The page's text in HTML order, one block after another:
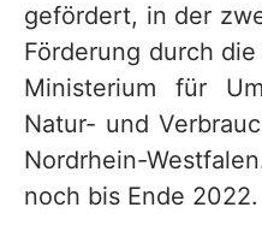
gefördert, in der
Förderung durch
Ministerium für
Natur- und
Nordrhein-
noch bis Ende 2022.